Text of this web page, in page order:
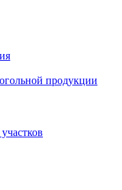
продукции